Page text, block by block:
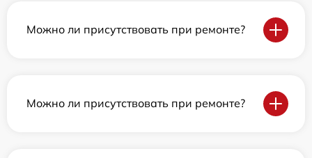
Можно ли присутствовать при ремонте?
Можно ли присутствовать при ремонте?